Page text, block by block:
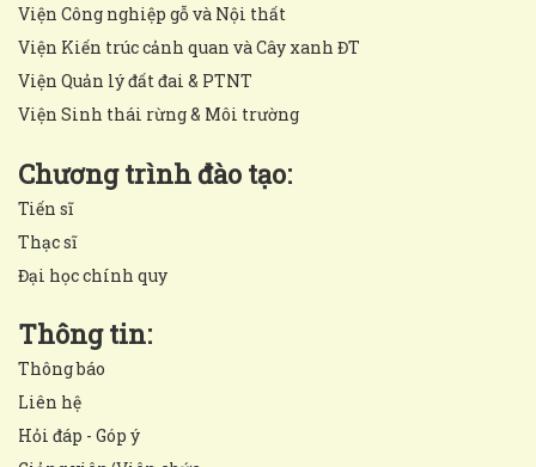
Viện Công nghiệp gỗ và Nội thất
Viện Kiến trúc cảnh quan và Cây xanh ĐT
Viện Quản lý đất đai & PTNT
Viện Sinh thái rừng & Môi trường
Chương trình đào tạo:
Tiến sĩ
Thạc sĩ
Đại học chính quy
Thông tin:
Thông báo
Liên hệ
Hỏi đáp - Góp ý